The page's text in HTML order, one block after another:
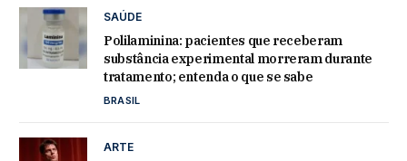
SAÚDE
Polilaminina: pacientes que receberam
substância experimental morreram durante
tratamento; entenda o que se sabe
BRASIL
ARTE